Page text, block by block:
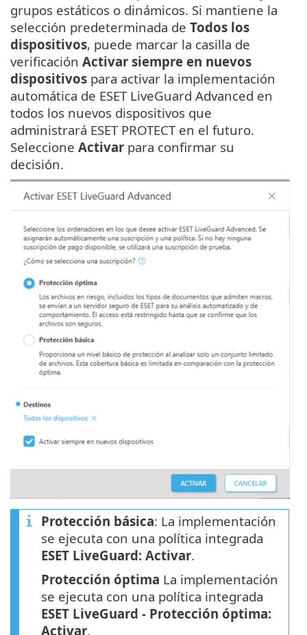
grupos estáticos o dinámicos. Si mantiene la
selección predeterminada de Todos los
dispositivos, puede marcar la casilla de
verificación Activar siempre en nuevos
dispositivos para activar la implementación
automática de ESET LiveGuard Advanced en
todos los nuevos dispositivos que
administrará ESET PROTECT en el futuro.
Seleccione Activar para confirmar su
decisión.
Protección básica: La implementación
se ejecuta con una política integrada
ESET LiveGuard: Activar.
Protección óptima La implementación
se ejecuta con una política integrada
ESET LiveGuard - Protección óptima:
Activar.